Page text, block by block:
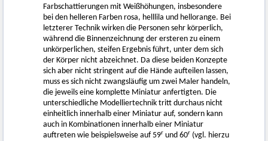
Farbschattierungen mit Weißhöhungen, insbesondere
bei den helleren Farben rosa, helllila und hellorange. Bei
letzterer Technik wirken die Personen sehr körperlich,
während die Binnenzeichnung der ersteren zu einem
unkörperlichen, steifen Ergebnis führt, unter dem sich
der Körper nicht abzeichnet. Da diese beiden Konzepte
sich aber nicht stringent auf die Hände aufteilen lassen,
muss es sich nicht zwangsläufig um zwei Maler handeln,
die jeweils eine komplette Miniatur anfertigten. Die
unterschiedliche Modelliertechnik tritt durchaus nicht
einheitlich innerhalb einer Miniatur auf, sondern kann
auch in Kombinationen innerhalb einer Miniatur
auftreten wie beispielsweise auf 59r und 60r (vgl. hierzu